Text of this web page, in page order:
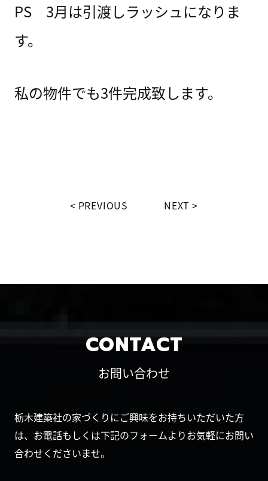
PS 3月は引渡しラッシュになりま
す。
私の物件でも3件完成致します。
PREVIOUS NEXT
CONTACT
お問い合わせ
栃木建築社の家づくりにご興味をお持ちいただいた方
は、お電話もしくは下記のフォームよりお気軽にお問い
合わせくださいませ。